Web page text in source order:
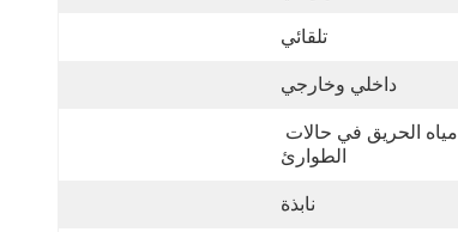
تلقائي
داخلي وخارجي
الطوارئ
نابذة